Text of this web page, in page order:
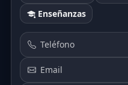
Enseñanzas
Teléfono
Email